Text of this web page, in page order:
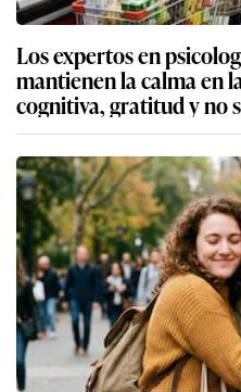
Los expertos en
mantienen la calma en
cognitiva, gratitud y no